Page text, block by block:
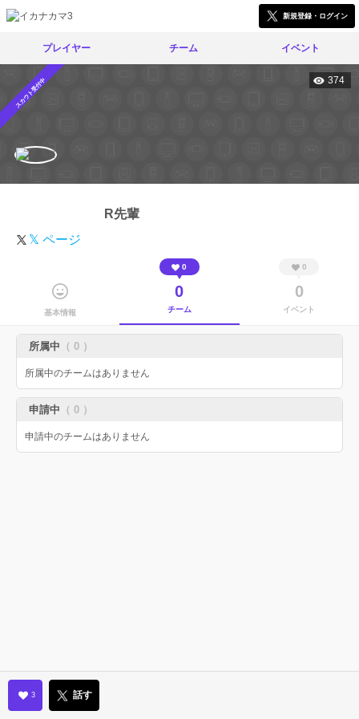
新規登録・ログイン
プレイヤー チーム イベント
スカウト受付中 374
R先輩
𝕏 ページ
基本情報
0
0
チーム
0
0
イベント
所属中 （ 0 ）
所属中のチームはありません
申請中 （ 0 ）
申請中のチームはありません
3 話す